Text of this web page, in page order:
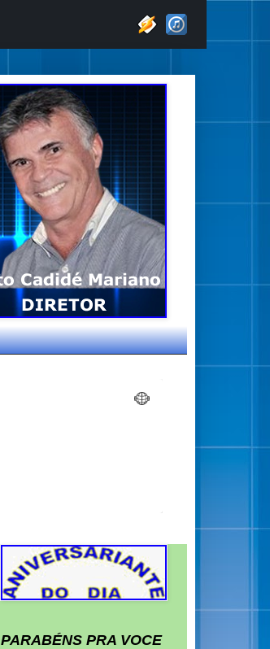
PARABÉNS PRA VOCE